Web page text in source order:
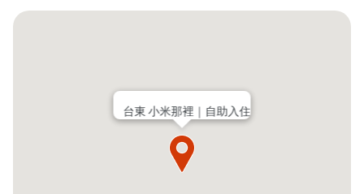
台東 小米那裡｜自助入住